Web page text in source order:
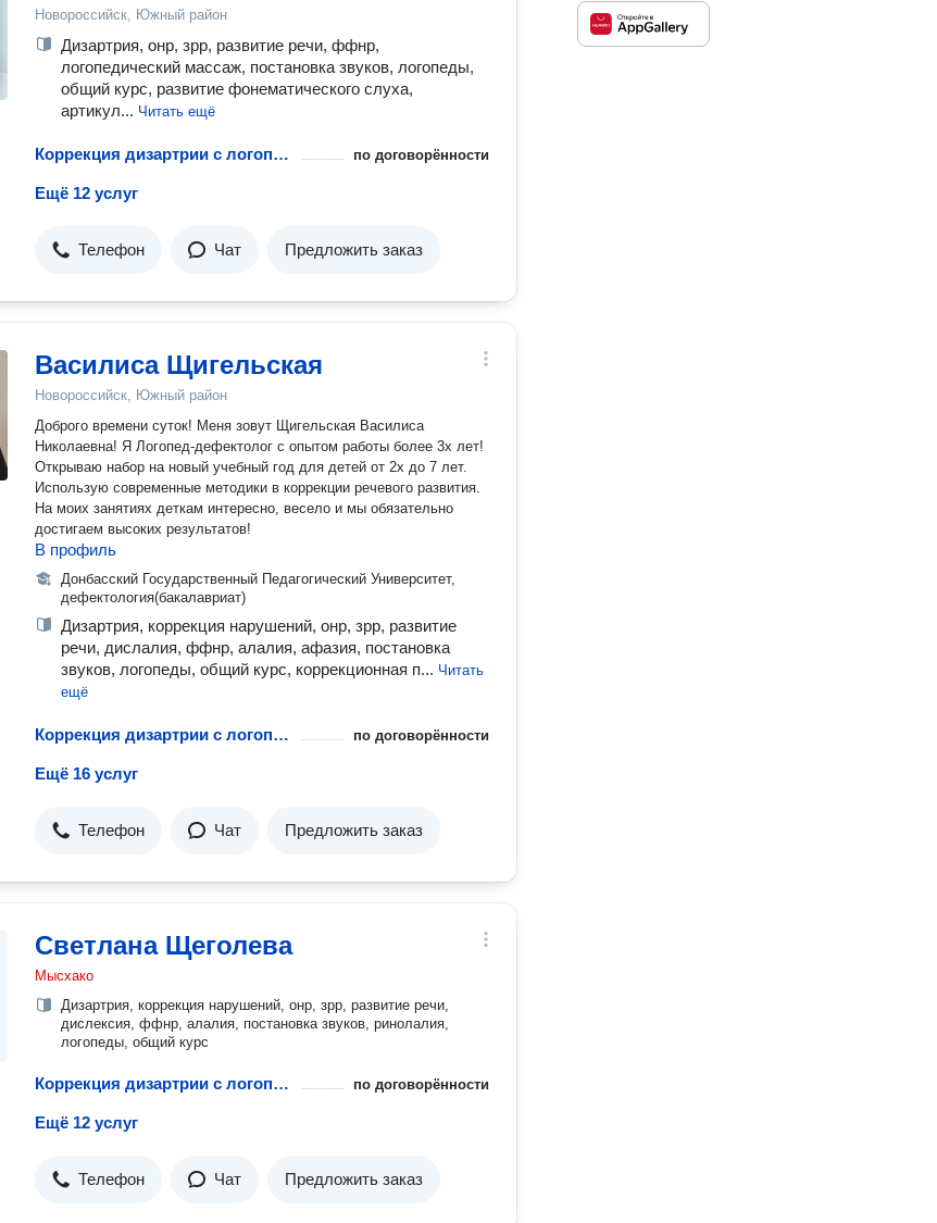
Новороссийск, Южный район
Дизартрия, онр, зрр, развитие речи, ффнр,
логопедический массаж, постановка звуков, логопеды,
общий курс, развитие фонематического слуха,
артикул... Читать ещё
Коррекция дизартрии с логопедом по договорённости
Ещё 12 услуг
Телефон Чат Предложить заказ
Василиса Щигельская
Новороссийск, Южный район
Доброго времени суток! Меня зовут Щигельская Василиса
Николаевна! Я Логопед-дефектолог с опытом работы более 3х лет!
Открываю набор на новый учебный год для детей от 2х до 7 лет.
Использую современные методики в коррекции речевого развития.
На моих занятиях деткам интересно, весело и мы обязательно
достигаем высоких результатов!
В профиль
Донбасский Государственный Педагогический Университет,
дефектология(бакалавриат)
Дизартрия, коррекция нарушений, онр, зрр, развитие
речи, дислалия, ффнр, алалия, афазия, постановка
звуков, логопеды, общий курс, коррекционная п... Читать
ещё
Коррекция дизартрии с логопедом по договорённости
Ещё 16 услуг
Телефон Чат Предложить заказ
Светлана Щеголева
Мысхако
Дизартрия, коррекция нарушений, онр, зрр, развитие речи,
дислексия, ффнр, алалия, постановка звуков, ринолалия,
логопеды, общий курс
Коррекция дизартрии с логопедом по договорённости
Ещё 12 услуг
Телефон Чат Предложить заказ